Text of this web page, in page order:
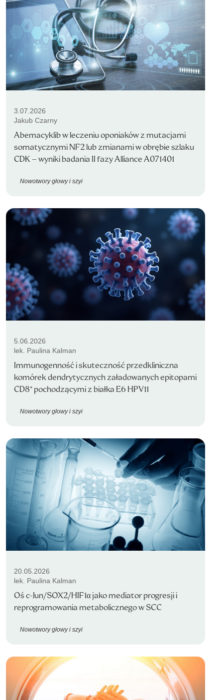
3.07.2026
Jakub Czarny
Abemacyklib w leczeniu oponiaków z mutacjami
somatycznymi NF2 lub zmianami w obrębie szlaku
CDK – wyniki badania II fazy Alliance A071401
Nowotwory głowy i szyi
5.06.2026
lek. Paulina Kalman
Immunogenność i skuteczność przedkliniczna
komórek dendrytycznych załadowanych epitopami
CD8⁺ pochodzącymi z białka E6 HPV11
Nowotwory głowy i szyi
20.05.2026
lek. Paulina Kalman
Oś c-Jun/SOX2/HIF1α jako mediator progresji i
reprogramowania metabolicznego w SCC
Nowotwory głowy i szyi